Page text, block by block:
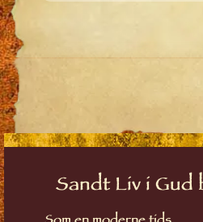
Sandt Liv i Gud